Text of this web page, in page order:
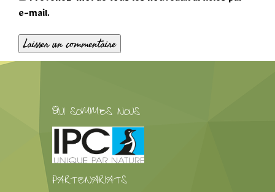
e-mail.
QUI SOMMES NOUS
PARTENARIATS